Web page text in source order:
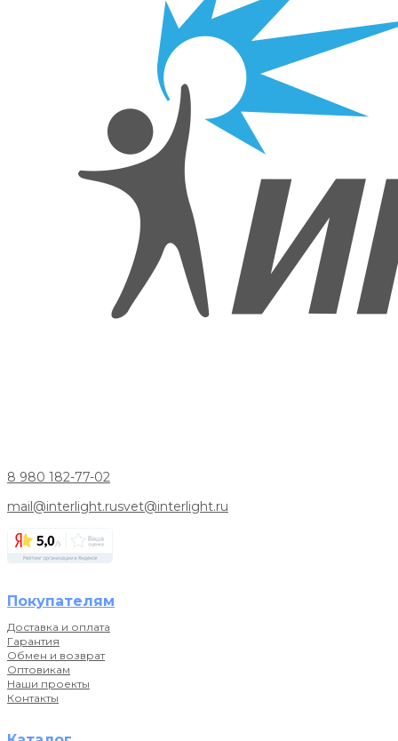
8 980 182-77-02
mail@interlight.rusvet@interlight.ru
Покупателям
Доставка и оплата
Гарантия
Обмен и возврат
Оптовикам
Наши проекты
Контакты